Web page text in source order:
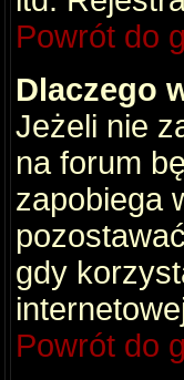
Powrót do
Dlaczego
Jeżeli nie
na forum
zapobiega
gdy
Powrót do